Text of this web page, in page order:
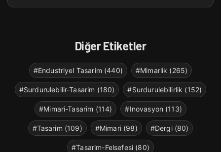
Diğer Etiketler
#Endustriyel Tasarim (440) #Mimarlik (265)
#Surdurulebilir-Tasarim (180) #Surdurulebilirlik (152)
#Mimari-Tasarim (114) #Inovasyon (113)
#Tasarim (109) #Mimari (98) #Dergi (80)
#Tasarim-Felsefesi (80)